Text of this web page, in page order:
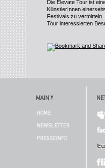
Die Elevate Tour ist
KünstlerInnen
Festivals zu vermitteln.
Tour interessierten